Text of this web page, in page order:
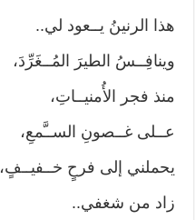
هذا الرنينُ يــعود لي..
وينافِــسُ الطيرَ المُــغَرِّدَ،
منذ فجر الأُمنيــاتِ،
عــلى غــصونِ الســَّمعِ،
يحملني إلى فرحٍ خــفيــفٍ،
زاد من شغفي..